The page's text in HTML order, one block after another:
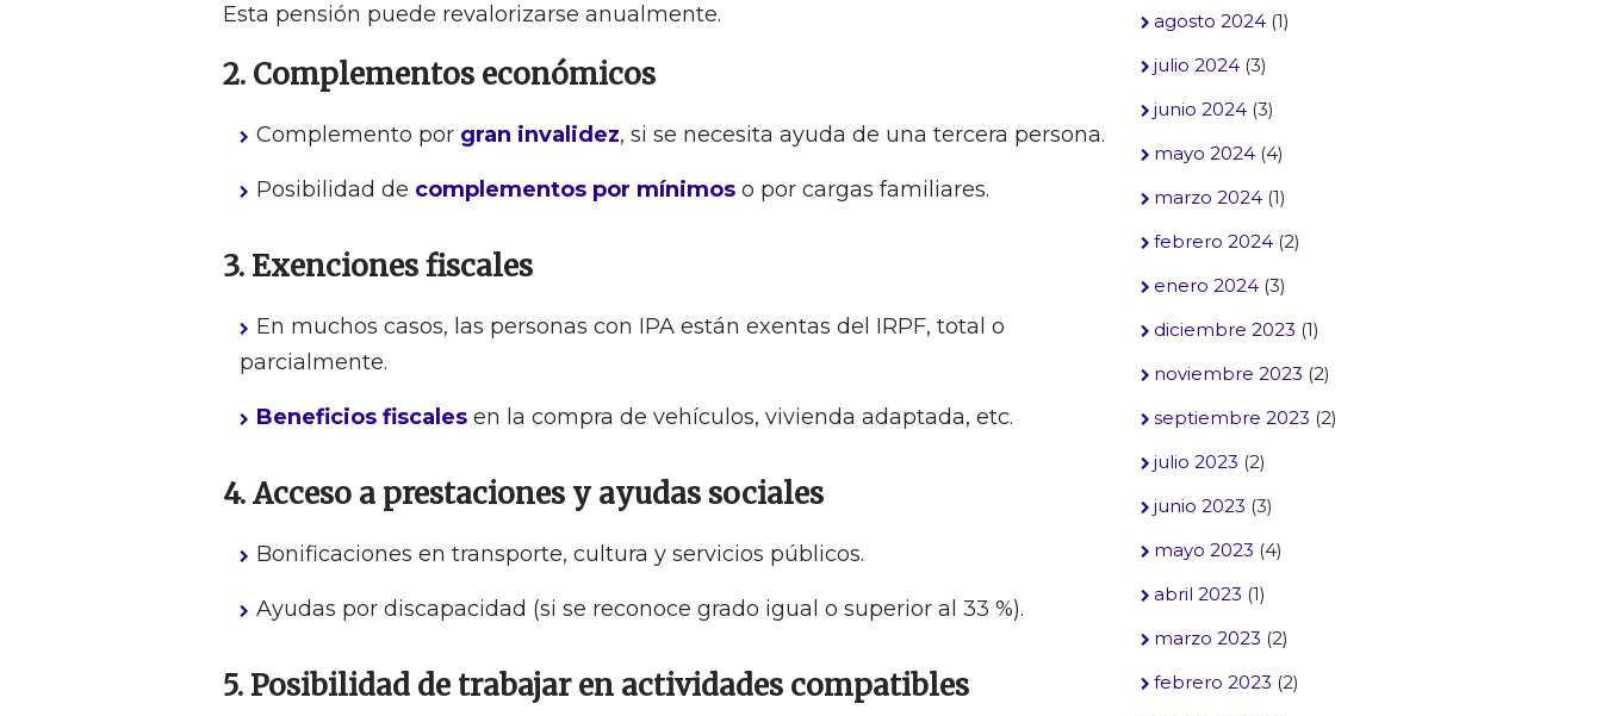
Esta pensión puede revalorizarse anualmente.
2. Complementos económicos
Complemento por gran invalidez, si se necesita ayuda de una tercera persona.
Posibilidad de complementos por mínimos o por cargas familiares.
3. Exenciones fiscales
En muchos casos, las personas con IPA están exentas del IRPF, total o
parcialmente.
Beneficios fiscales en la compra de vehículos, vivienda adaptada, etc.
4. Acceso a prestaciones y ayudas sociales
Bonificaciones en transporte, cultura y servicios públicos.
Ayudas por discapacidad (si se reconoce grado igual o superior al 33 %).
5. Posibilidad de trabajar en actividades compatibles
agosto 2024 (1)
julio 2024 (3)
junio 2024 (3)
mayo 2024 (4)
marzo 2024 (1)
febrero 2024 (2)
enero 2024 (3)
diciembre 2023 (1)
noviembre 2023 (2)
septiembre 2023 (2)
julio 2023 (2)
junio 2023 (3)
mayo 2023 (4)
abril 2023 (1)
marzo 2023 (2)
febrero 2023 (2)